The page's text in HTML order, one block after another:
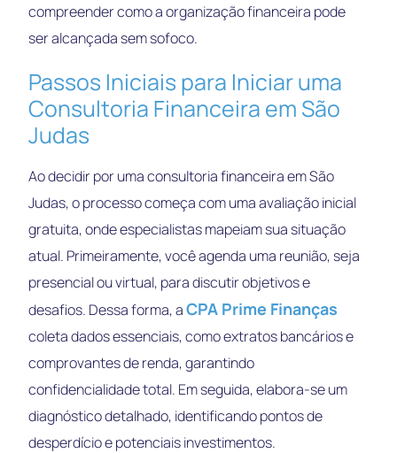
compreender como a organização financeira pode
ser alcançada sem sofoco.
Passos Iniciais para Iniciar uma
Consultoria Financeira em São
Judas
Ao decidir por uma consultoria financeira em São
Judas, o processo começa com uma avaliação inicial
gratuita, onde especialistas mapeiam sua situação
atual. Primeiramente, você agenda uma reunião, seja
presencial ou virtual, para discutir objetivos e
desafios. Dessa forma, aCPA Prime Finanças
coleta dados essenciais, como extratos bancários e
comprovantes de renda, garantindo
confidencialidade total. Em seguida, elabora-se um
diagnóstico detalhado, identificando pontos de
desperdício e potenciais investimentos.